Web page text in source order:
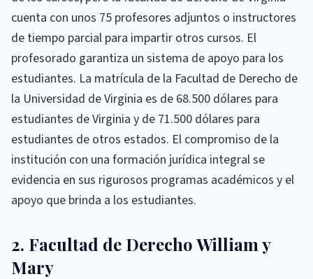
cuenta con unos 75 profesores adjuntos o instructores
de tiempo parcial para impartir otros cursos. El
profesorado garantiza un sistema de apoyo para los
estudiantes. La matrícula de la Facultad de Derecho de
la Universidad de Virginia es de 68.500 dólares para
estudiantes de Virginia y de 71.500 dólares para
estudiantes de otros estados. El compromiso de la
institución con una formación jurídica integral se
evidencia en sus rigurosos programas académicos y el
apoyo que brinda a los estudiantes.
2. Facultad de Derecho William y
Mary